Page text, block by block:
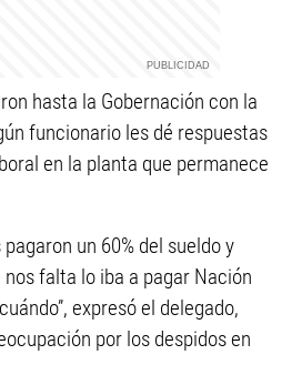
hasta la Gobernación con la
funcionario les dé respuestas
en la planta que permanece
un 60% del sueldo y
falta lo iba a pagar Nación
expresó el delegado,
por los despidos en